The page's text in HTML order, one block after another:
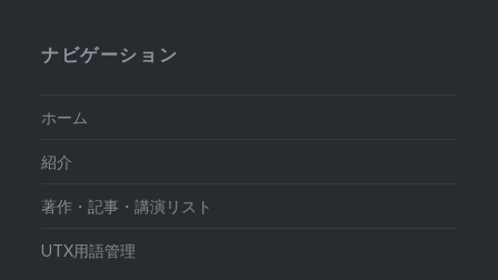
ナビゲーション
ホーム
紹介
著作・記事・講演リスト
UTX用語管理